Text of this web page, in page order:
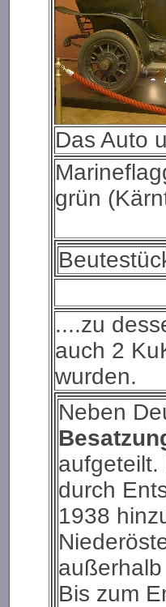
Das Auto
grün
....zu
auch 2
wurden.
Neben
aufgeteilt.
durch
1938
Bis zum